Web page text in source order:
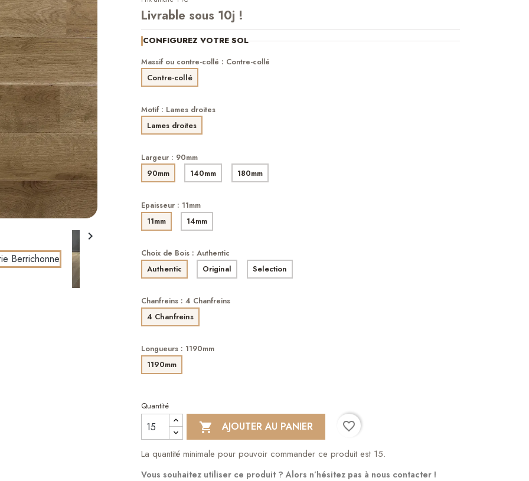

Livrable sous 10j !
CONFIGUREZ VOTRE SOL
Massif ou contre-collé : Contre-collé
Contre-collé
Motif : Lames droites
Lames droites
Largeur : 90mm
90mm 140mm 180mm
Epaisseur : 11mm
11mm 14mm
Choix de Bois : Authentic
Authentic Original Selection
Chanfreins : 4 Chanfreins
4 Chanfreins
Longueurs : 1190mm
1190mm
Quantité
 AJOUTER AU PANIER favorite_border
La quantité minimale pour pouvoir commander ce produit est 15.
Vous souhaitez utiliser ce produit ?Alors n’hésitez pas à nous contacter !